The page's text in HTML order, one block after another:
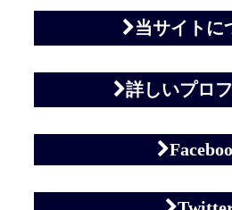
当サイトに
詳しいプロ